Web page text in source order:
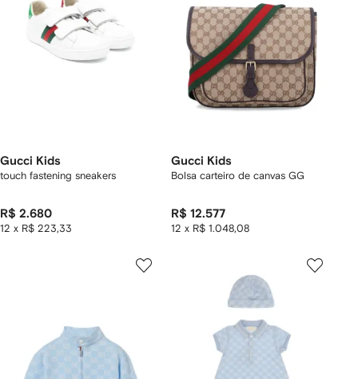
Gucci Kids
touch fastening sneakers
R$ 2.680
12 x R$ 223,33
Gucci Kids
Bolsa carteiro de canvas GG
R$ 12.577
12 x R$ 1.048,08